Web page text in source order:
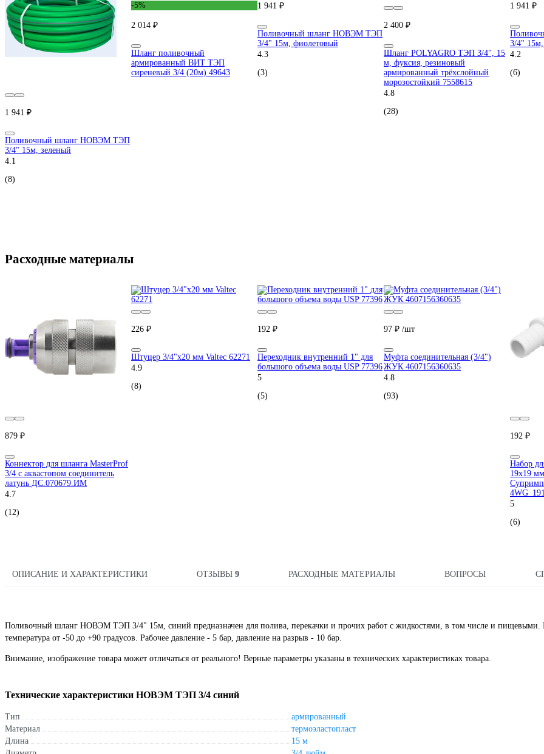
1 941 ₽
Поливочный шланг НОВЭМ ТЭП
3/4" 15м, зеленый
4.1
(8)
-5%
2 014 ₽
Шланг поливочный
армированный ВИТ ТЭП
сиреневый 3/4 (20м) 49643
1 941 ₽
Поливочный шланг НОВЭМ ТЭП
3/4" 15м, фиолетовый
4.3
(3)
2 400 ₽
Шланг POLYAGRO ТЭП 3/4", 15
м, фуксия, резиновый
армированный трёхслойный
морозостойкий 7558615
4.8
(28)
1 941 ₽
3/4"
4.2
(6)
Расходные материалы
879 ₽
Коннектор для шланга MasterProf
3/4 с аквастопом соединитель
латунь ДС.070679.ИМ
4.7
(12)
226 ₽
Штуцер 3/4"х20 мм Valtec 62271
4.9
(8)
192 ₽
Переходник внутренний 1" для
большого объема воды USP 77396
5
(5)
97 ₽ /шт
Муфта соединительная (3/4")
ЖУК 4607156360635
4.8
(93)
192 ₽
Набор
19x19
5
(6)
ОПИСАНИЕ И ХАРАКТЕРИСТИКИ ОТЗЫВЫ9 РАСХОДНЫЕ МАТЕРИАЛЫ ВОПРОСЫ
Поливочный шланг НОВЭМ ТЭП 3/4" 15м, синий предназначен для полива, перекачки и прочих работ с жидкостями, в том числе и пищевыми.
температура от -50 до +90 градусов. Рабочее давление - 5 бар, давление на разрыв - 10 бар.
Внимание, изображение товара может отличаться от реального! Верные параметры указаны в технических характеристиках товара.
Технические характеристики НОВЭМ ТЭП 3/4 синий
Тип
армированный
Материал
термоэластопласт
Длина
15 м